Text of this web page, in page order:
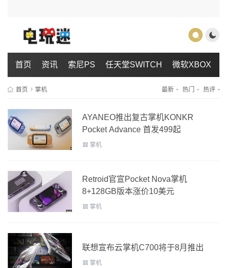
首页 资讯 索尼PS 任天堂SWITCH 微软XBOX
首页 掌机 最新 热门 热评
AYANEO推出复古掌机KONKR
Pocket Advance 首发499起
掌机
Retroid官宣Pocket Nova掌机
8+128GB版本涨价10美元
掌机
联想宣布云掌机C700将于8月推出
掌机